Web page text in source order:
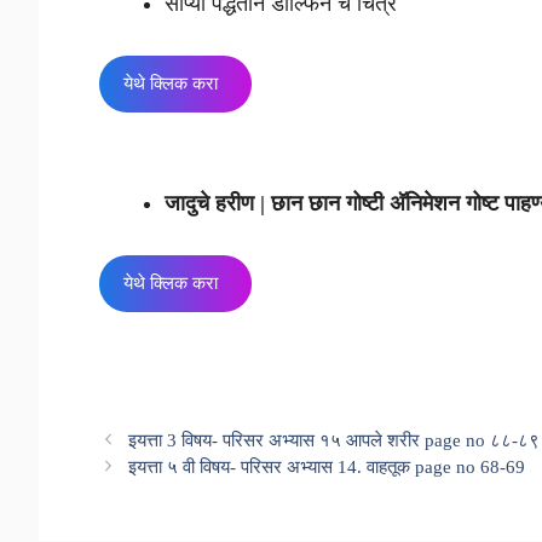
येथे क्लिक करा
जादुचे हरीण | छान छान गोष्टी अ‍ॅनिमेशन गोष्ट
येथे क्लिक करा
इयत्ता 3 विषय- परिसर अभ्यास १५ आपले शरीर page no ८८-८९
इयत्ता ५ वी विषय- परिसर अभ्यास 14. वाहतूक page no 68-69